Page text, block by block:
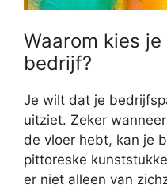
Waarom kies
bedrijf?
Je wilt dat je
uitziet. Zeker
de vloer hebt, kan je
pittoreske
er niet alleen van